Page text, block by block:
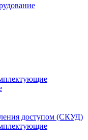
доступом (СКУД)